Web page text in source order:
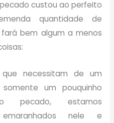
custou ao perfeito
quantidade de
bem algum a menos
necessitam de um
um pouquinho
pecado, estamos
emaranhados nele e